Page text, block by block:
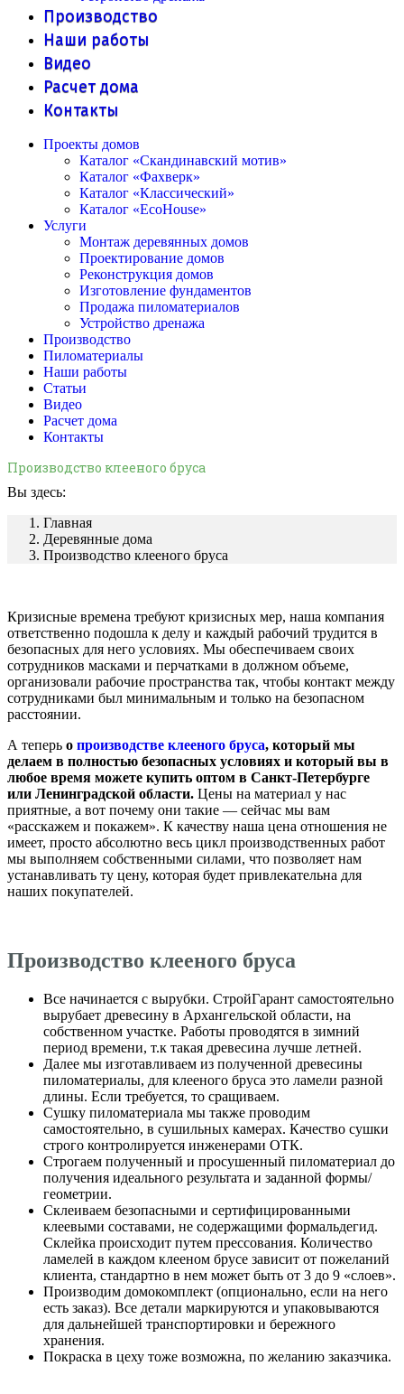
Производство
Наши работы
Видео
Расчет дома
Контакты
Проекты домов
Каталог «Скандинавский мотив»
Каталог «Фахверк»
Каталог «Классический»
Каталог «EcoHouse»
Услуги
Монтаж деревянных домов
Проектирование домов
Реконструкция домов
Изготовление фундаментов
Продажа пиломатериалов
Устройство дренажа
Производство
Пиломатериалы
Наши работы
Статьи
Видео
Расчет дома
Контакты
Производство клееного бруса
Вы здесь:
Главная
Деревянные дома
Производство клееного бруса
Кризисные времена требуют кризисных мер, наша компания
ответственно подошла к делу и каждый рабочий трудится в
безопасных для него условиях. Мы обеспечиваем своих
сотрудников масками и перчатками в должном объеме,
организовали рабочие пространства так, чтобы контакт между
сотрудниками был минимальным и только на безопасном
расстоянии.
А теперь о производстве клееного бруса, который мы
делаем в полностью безопасных условиях и который вы в
любое время можете купить оптом в Санкт-Петербурге
или Ленинградской области. Цены на материал у нас
приятные, а вот почему они такие — сейчас мы вам
«расскажем и покажем». К качеству наша цена отношения не
имеет, просто абсолютно весь цикл производственных работ
мы выполняем собственными силами, что позволяет нам
устанавливать ту цену, которая будет привлекательна для
наших покупателей.
Производство клееного бруса
Все начинается с вырубки. СтройГарант самостоятельно
вырубает древесину в Архангельской области, на
собственном участке. Работы проводятся в зимний
период времени, т.к такая древесина лучше летней.
Далее мы изготавливаем из полученной древесины
пиломатериалы, для клееного бруса это ламели разной
длины. Если требуется, то сращиваем.
Сушку пиломатериала мы также проводим
самостоятельно, в сушильных камерах. Качество сушки
строго контролируется инженерами ОТК.
Строгаем полученный и просушенный пиломатериал до
получения идеального результата и заданной формы/
геометрии.
Склеиваем безопасными и сертифицированными
клеевыми составами, не содержащими формальдегид.
Склейка происходит путем прессования. Количество
ламелей в каждом клееном брусе зависит от пожеланий
клиента, стандартно в нем может быть от 3 до 9 «слоев».
Производим домокомплект (опционально, если на него
есть заказ). Все детали маркируются и упаковываются
для дальнейшей транспортировки и бережного
хранения.
Покраска в цеху тоже возможна, по желанию заказчика.